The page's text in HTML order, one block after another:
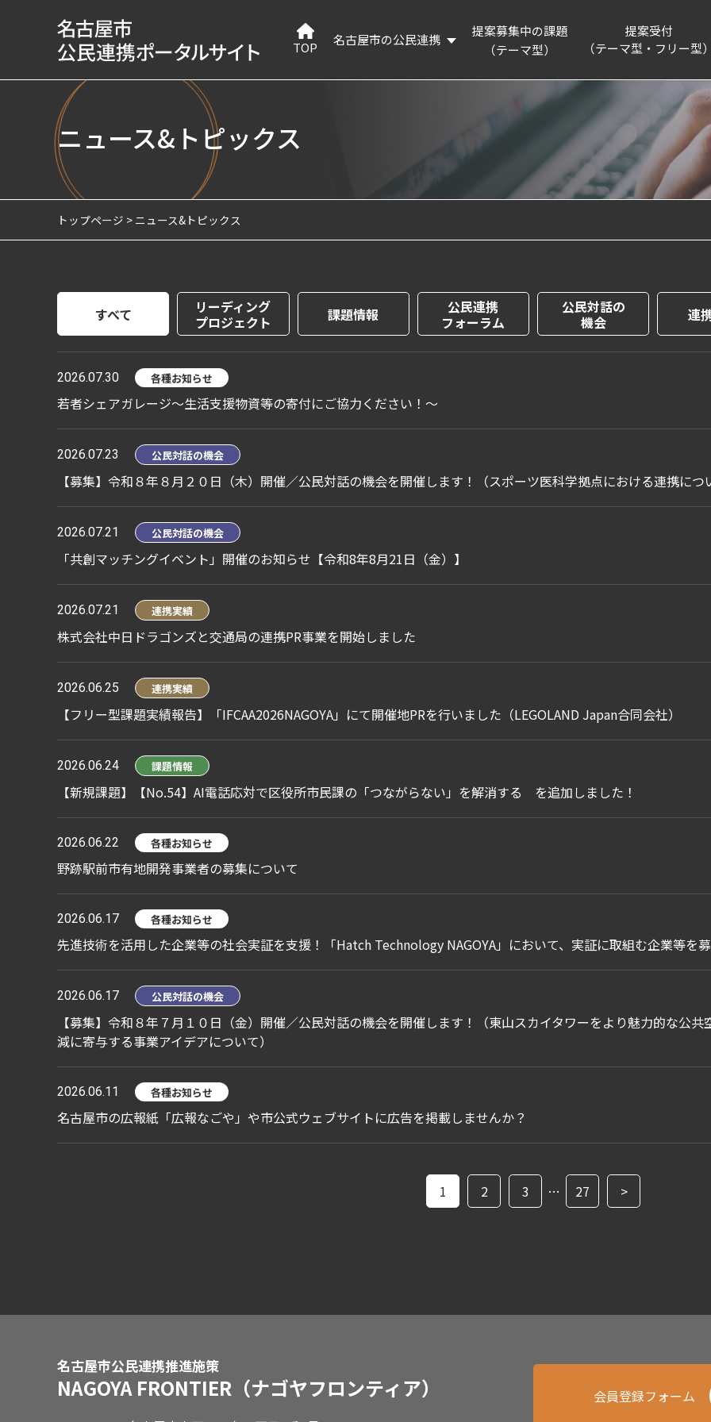
TOP 名古屋市の公民連携
名古屋市の認証・パートナー制度等の紹介
提案募集中の課題
（テーマ型）
提案受付
（テーマ型・フリー型
提案制度を知る
提案フォーム
ニュース&トピックス
トップページ ニュース&トピックス
すべて
リーディング
プロジェクト
課題情報
公民連携
フォーラム
公民対話の
機会
連
2026.07.30 各種お知らせ
若者シェアガレージ～生活支援物資等の寄付にご協力ください！～
2026.07.23 公民対話の機会
【募集】令和８年８月２０日（木）開催／公民対話の機会を開催します！（スポーツ医科学拠点における連携につ
2026.07.21 公民対話の機会
「共創マッチングイベント」開催のお知らせ【令和8年8月21日（金）】
2026.07.21 連携実績
株式会社中日ドラゴンズと交通局の連携PR事業を開始しました
2026.06.25 連携実績
【フリー型課題実績報告】「IFCAA2026NAGOYA」にて開催地PRを行いました（LEGOLAND Japan合同会社）
2026.06.24 課題情報
【新規課題】【No.54】AI電話応対で区役所市民課の「つながらない」を解消する を追加しました！
2026.06.22 各種お知らせ
野跡駅前市有地開発事業者の募集について
2026.06.17 各種お知らせ
先進技術を活用した企業等の社会実証を支援！「Hatch Technology NAGOYA」において、実証に取組む企業等を
2026.06.17 公民対話の機会
【募集】令和８年７月１０日（金）開催／公民対話の機会を開催します！（東山スカイタワーをより魅力的な公
減に寄与する事業アイデアについて）
2026.06.11 各種お知らせ
名古屋市の広報紙「広報なごや」や市公式ウェブサイトに広告を掲載しませんか？
1 2 3 … 27 >
名古屋市公民連携推進施策
NAGOYA FRONTIER （ナゴヤフロンティア） 会員登録フォーム